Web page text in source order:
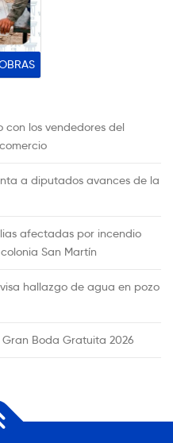
los vendedores del
a diputados avances de la
afectadas por incendio
San Martín
hallazgo de agua en pozo
Boda Gratuita 2026